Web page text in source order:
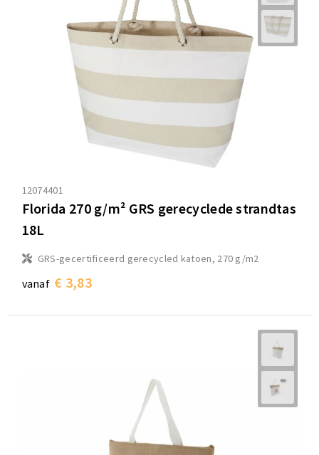
12074401
Florida 270 g/m² GRS gerecyclede strandtas
18L
GRS-gecertificeerd gerecycled katoen, 270 g/m2
vanaf € 3,83